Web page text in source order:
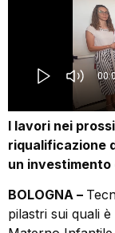
I lavori nei
riqualificazione
un investimento
BOLOGNA –
pilastri sui quali